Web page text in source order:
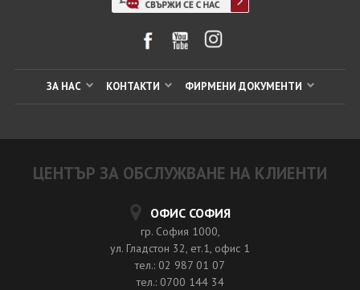
ЗА НАС КОНТАКТИ ФИРМЕНИ ДОКУМЕНТИ
ЦЕНТЪР ЗА ОБСЛУЖВАНЕ НА КЛИЕНТИ
ОФИС СОФИЯ
гр. София 1000,
ул. Гладстон 32, ет.1, офис 1
тел.: 02 987 01 07
тел.: 0700 144 34